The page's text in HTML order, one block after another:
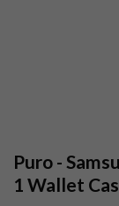
Puro -
1 Wallet